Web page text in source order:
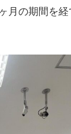
月の期間を